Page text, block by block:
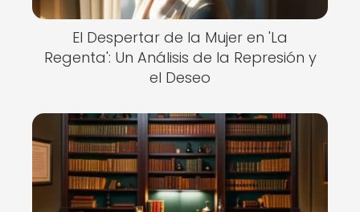
El Despertar de la Mujer en 'La
Regenta': Un Análisis de la Represión y
el Deseo